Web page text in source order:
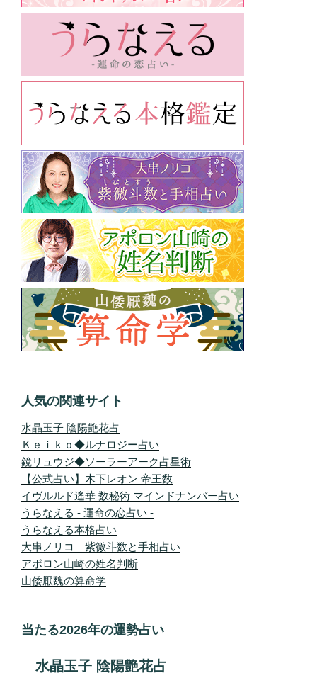
人気の関連サイト
水晶玉子 陰陽艶花占
Ｋｅｉｋｏ◆ルナロジー占い
鏡リュウジ◆ソーラーアーク占星術
【公式占い】木下レオン 帝王数
イヴルルド遙華 数秘術 マインドナンバー占い
うらなえる - 運命の恋占い -
うらなえる本格占い
大串ノリコ 紫微斗数と手相占い
アポロン山崎の姓名判断
山倭厭魏の算命学
当たる2026年の運勢占い
水晶玉子 陰陽艶花占